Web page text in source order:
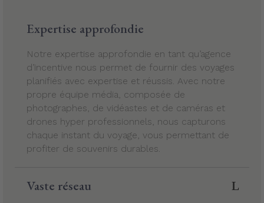
Expertise approfondie
Notre expertise approfondie en tant qu’agence
d’incentive nous permet de fournir des voyages
planifiés avec expertise et réussis. Avec notre
propre équipe média, composée de
photographes, de vidéastes et de caméras et
drones hyper professionnels, nous capturons
chaque instant du voyage, vous permettant de
profiter de souvenirs durables.
Vaste réseau